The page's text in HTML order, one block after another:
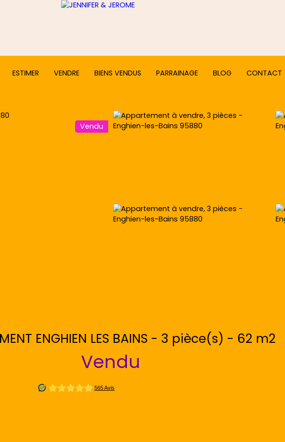
ESTIMER VENDRE BIENS VENDUS PARRAINAGE BLOG CONTACT
Vendu
ENGHIEN LES BAINS - 3 pièce(s) - 62 m2
Vendu